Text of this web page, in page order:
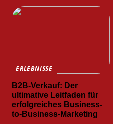
ERLEBNISSE
B2B-Verkauf: Der
ultimative Leitfaden für
erfolgreiches Business-
to-Business-Marketing